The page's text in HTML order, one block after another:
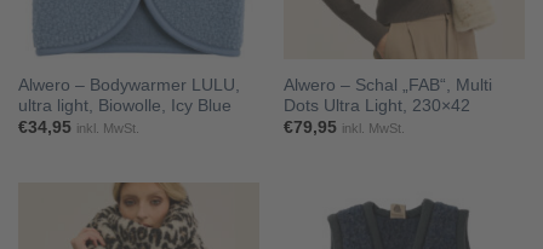
Alwero – Bodywarmer LULU,
ultra light, Biowolle, Icy Blue
€34,95 inkl. MwSt.
Alwero – Schal „FAB“, Multi
Dots Ultra Light, 230×42
€79,95 inkl. MwSt.